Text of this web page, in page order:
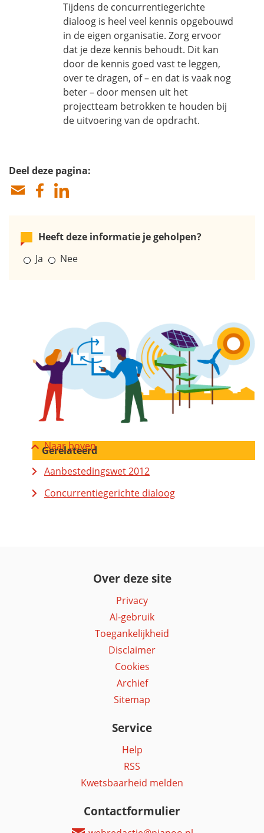
Tijdens de concurrentiegerichte
dialoog is heel veel kennis opgebouwd
in de eigen organisatie. Zorg ervoor
dat je deze kennis behoudt. Dit kan
door de kennis goed vast te leggen,
over te dragen, of – en dat is vaak nog
beter – door mensen uit het
projectteam betrokken te houden bij
de uitvoering van de opdracht.
Deel deze pagina:
Heeft deze informatie je geholpen?
Ja
Nee
Gerelateerd
Aanbestedingswet 2012
Concurrentiegerichte dialoog
Naar boven
Over deze site
Privacy
AI-gebruik
Toegankelijkheid
Disclaimer
Cookies
Archief
Sitemap
Service
Help
RSS
Kwetsbaarheid melden
Contactformulier